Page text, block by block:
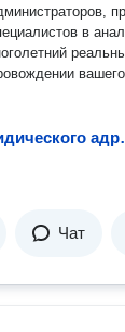
в
Изменение
Чат